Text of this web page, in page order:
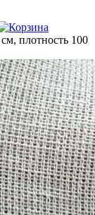
плотность 100